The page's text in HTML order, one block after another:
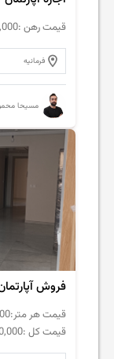
قیمت رهن :
فرمانیه
مسیحا
فروش آپارتمان 105متر هفت حوض کلید
قیمت هر متر:
قیمت کل :